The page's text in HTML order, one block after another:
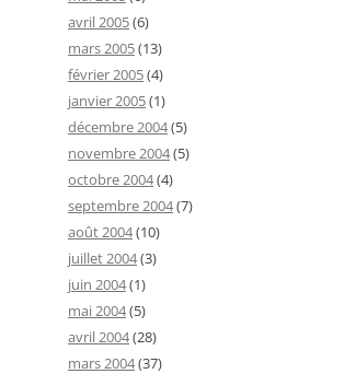
avril 2005(6)
mars 2005(13)
février 2005(4)
janvier 2005(1)
décembre 2004(5)
novembre 2004(5)
octobre 2004(4)
septembre 2004(7)
août 2004(10)
juillet 2004(3)
juin 2004(1)
mai 2004(5)
avril 2004(28)
mars 2004(37)